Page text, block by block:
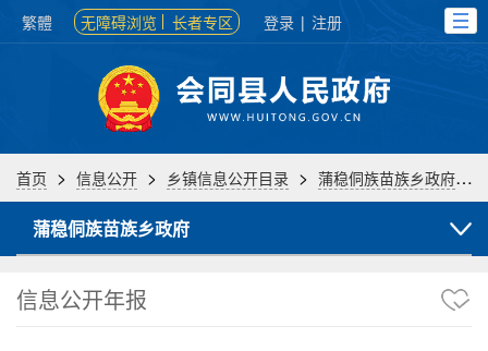
繁體 无障碍浏览 长者专区 登录 | 注册
首页 > 信息公开 > 乡镇信息公开目录 > 蒲稳侗族苗族乡政府 >
蒲稳侗族苗族乡政府
信息公开年报